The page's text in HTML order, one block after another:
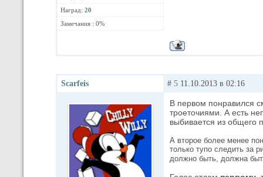
Наград: 20
Замечания : 0%
Scarfeis # 5 11.10.2013 в 02:16
В первом понравился
троеточиями. А есть
выбивается из общего
А второе более менее
только тупо следить за
должно быть, должна